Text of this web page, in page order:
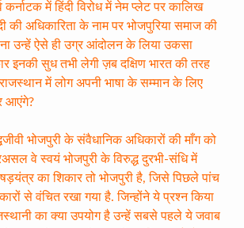
में हिंदी विरोध में नेम प्लेट पर कालिख
की अधिकारिता के नाम पर भोजपुरिया समाज की
उन्हें ऐसे ही उग्र आंदोलन के लिया उकसा
इनकी सुध तभी लेगी ज़ब दक्षिण भारत की तरह
में लोग अपनी भाषा के सम्मान के लिए
आएंगे?
भोजपुरी के संवैधानिक अधिकारों की माँग को
वे स्वयं भोजपुरी के विरुद्ध दुरभी-संधि में
का शिकार तो भोजपुरी है, जिसे पिछले पांच
से वंचित रखा गया है. जिन्होंने ये प्रश्न किया
का क्या उपयोग है उन्हें सबसे पहले ये जवाब